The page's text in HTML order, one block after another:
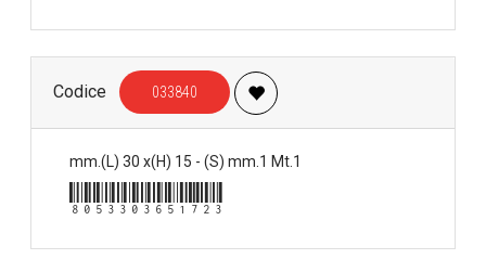
Codice 033840
mm.(L) 30 x(H) 15 - (S) mm.1 Mt.1
8053303651723